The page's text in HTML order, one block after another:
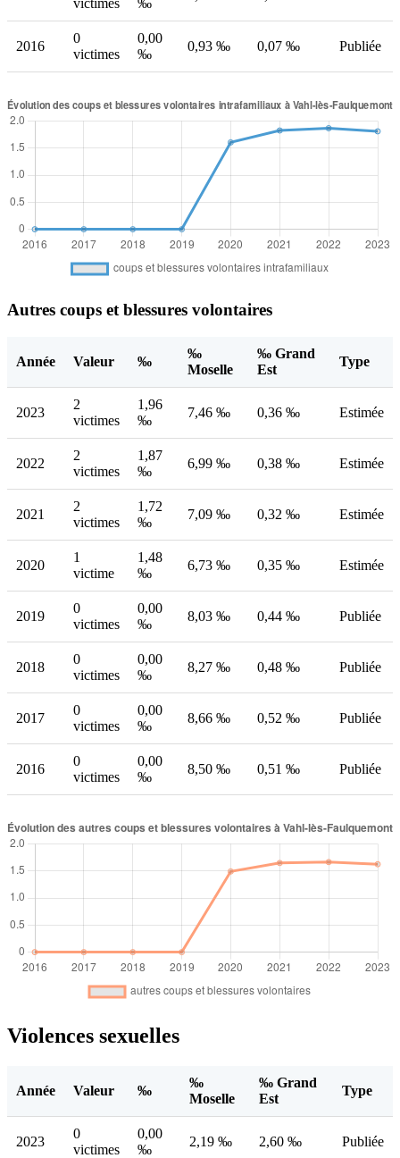
victimes ‰
2016
0
victimes
0,00
‰
0,93 ‰ 0,07 ‰ Publiée
Autres coups et blessures volontaires
Année Valeur ‰
‰
Moselle
‰ Grand
Est
Type
2023
2
victimes
1,96
‰
7,46 ‰ 0,36 ‰ Estimée
2022
2
victimes
1,87
‰
6,99 ‰ 0,38 ‰ Estimée
2021
2
victimes
1,72
‰
7,09 ‰ 0,32 ‰ Estimée
2020
1
victime
1,48
‰
6,73 ‰ 0,35 ‰ Estimée
2019
0
victimes
0,00
‰
8,03 ‰ 0,44 ‰ Publiée
2018
0
victimes
0,00
‰
8,27 ‰ 0,48 ‰ Publiée
2017
0
victimes
0,00
‰
8,66 ‰ 0,52 ‰ Publiée
2016
0
victimes
0,00
‰
8,50 ‰ 0,51 ‰ Publiée
Violences sexuelles
Année Valeur ‰
‰
Moselle
‰ Grand
Est
Type
2023
0
victimes
0,00
‰
2,19 ‰ 2,60 ‰ Publiée